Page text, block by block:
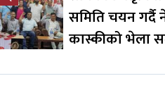
समिति चयन
कास्कीको भेला